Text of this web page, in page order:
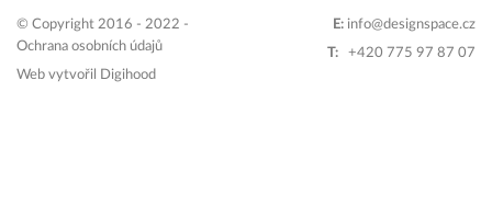
© Copyright 2016 - 2022 -
Ochrana osobních údajů
Web vytvořil
Digihood
E: info@designspace.cz
T:
+420 775 97 87 07